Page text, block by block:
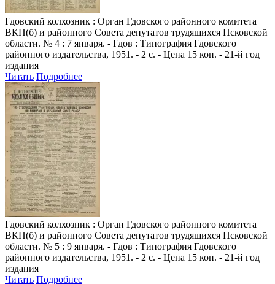
Гдовский колхозник : Орган Гдовского районного комитета
ВКП(б) и районного Совета депутатов трудящихся Псковской
области. № 4 : 7 января. - Гдов : Типография Гдовского
районного издательства, 1951. - 2 с. - Цена 15 коп. - 21-й год
издания
Читать Подробнее
Гдовский колхозник : Орган Гдовского районного комитета
ВКП(б) и районного Совета депутатов трудящихся Псковской
области. № 5 : 9 января. - Гдов : Типография Гдовского
районного издательства, 1951. - 2 с. - Цена 15 коп. - 21-й год
издания
Читать Подробнее